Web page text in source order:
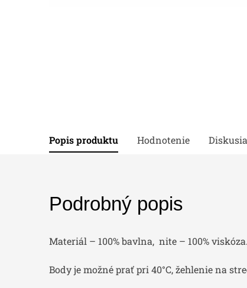
Popis produktu Hodnotenie Diskusia
Podrobný popis
Materiál – 100% bavlna, nite – 100% viskóza.
Body je možné prať pri 40°C, žehlenie na